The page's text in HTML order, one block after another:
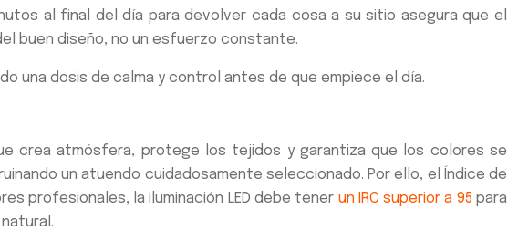
al final del día para devolver cada cosa a su sitio asegura que el
buen diseño, no un esfuerzo constante.
una dosis de calma y control antes de que empiece el día.
crea atmósfera, protege los tejidos y garantiza que los colores se
un atuendo cuidadosamente seleccionado. Por ello, el Índice de
profesionales, la iluminación LED debe tener un IRC superior a 95 para